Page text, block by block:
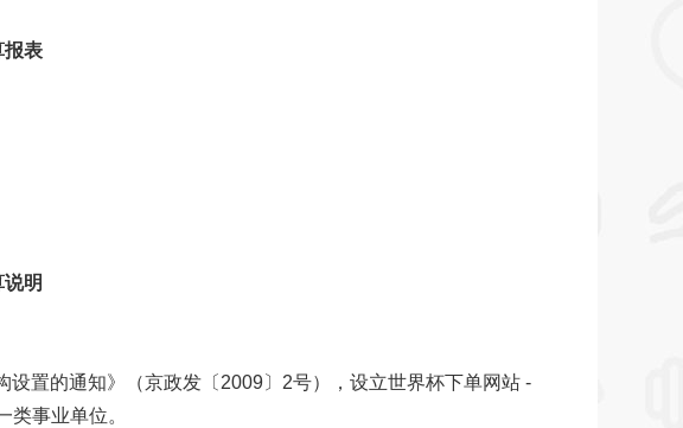
报表
明
置的通知》（京政发〔2009〕2号），设立世界杯下单网站 -
事业单位。